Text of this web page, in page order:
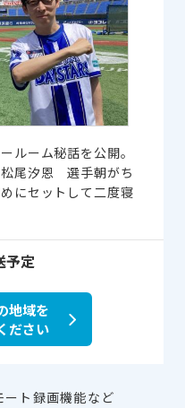
ーム秘話を公開。
尾汐恩 選手朝がち
にセットして二度寝
予定
地域を
ださい
ト録画機能など